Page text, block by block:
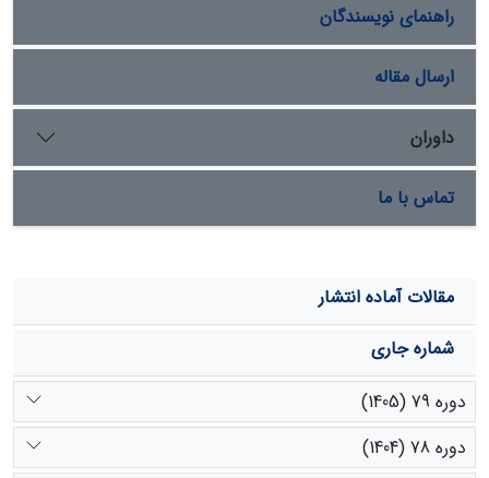
انجام گرفت. میانگین وزن میش بالغ زنده غیرآبستن و خشک
به عنوان وزن دام بالغ مد نظر قرار گرفت و 45 کیلو گرم متوسط
وزن زنده به عنوان وزن میش بالغ این نژاد که معادل آن
نسبت به واحد دامی کشور برابر 92/0 بدست آمد. نیاز غذایی
در شرایط نگهداری و چرا در مرتع (70 درصد بیشتر از حالت
نگهداری) با استفاده از رابطه پیشنهادی ماف محاسبه شد.
مقدار انرژی متابولیسمی مورد نیاز روزانه دام بر اساس کیفیت
درصدی کیفیت علوفه مقدارطی دوره چرا تا 58/1 کیلو گرم
تفاوت‌هایی که در ترکیب تیپ‌های گیاهی و علوفه تامین
کننده انرژی متابولیسمی وجود دارد، نمی توان فقط مقادیر
ثابت علوفه خشک را بدون توجه به ترکیب گیاهی مبنای
محاسبه نیاز غذایی دام قرار داد.
راهنمای نویسندگان
ارسال مقاله
داوران
تماس با ما
مقالات آماده انتشار
شماره جاری
دوره 79 (1405)
دوره 78 (1404)